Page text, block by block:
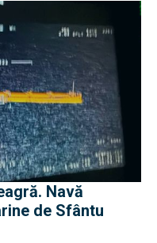
Navă
de Sfântu